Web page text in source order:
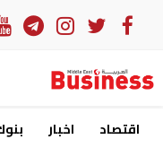
اقتصاد اخبار